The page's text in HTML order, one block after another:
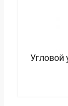
Угловой